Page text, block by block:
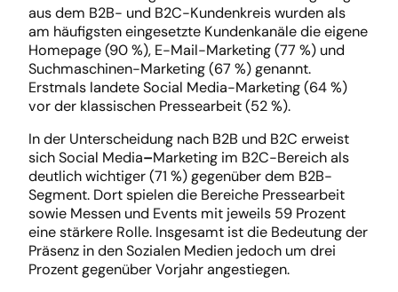
aus dem B2B- und B2C-Kundenkreis wurden als
am häufigsten eingesetzte Kundenkanäle die eigene
Homepage (90 %), E-Mail-Marketing (77 %) und
Suchmaschinen-Marketing (67 %) genannt.
Erstmals landete Social Media-Marketing (64 %)
vor der klassischen Pressearbeit (52 %).
In der Unterscheidung nach B2B und B2C erweist
sich Social Media–Marketing im B2C-Bereich als
deutlich wichtiger (71 %) gegenüber dem B2B-
Segment. Dort spielen die Bereiche Pressearbeit
sowie Messen und Events mit jeweils 59 Prozent
eine stärkere Rolle. Insgesamt ist die Bedeutung der
Präsenz in den Sozialen Medien jedoch um drei
Prozent gegenüber Vorjahr angestiegen.